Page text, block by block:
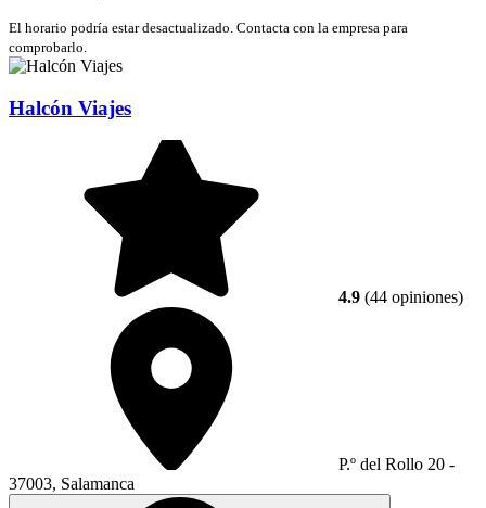
El horario podría estar desactualizado. Contacta con la empresa para
comprobarlo.
Halcón Viajes
4.9 (44 opiniones)
P.º del Rollo 20 -
37003, Salamanca